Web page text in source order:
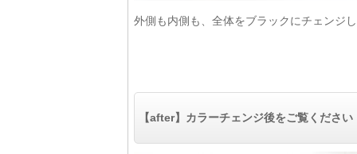
外側も内側も、全体をブラックにチェンジ
【after】カラーチェンジ後をご覧ください